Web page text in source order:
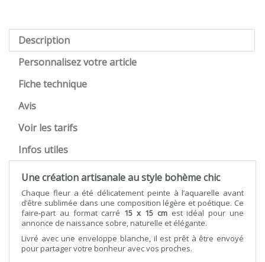
Description
Personnalisez votre article
Fiche technique
Avis
Voir les tarifs
Infos utiles
Une création artisanale au style bohème chic
Chaque fleur a été délicatement peinte à l’aquarelle avant
d’être sublimée dans une composition légère et poétique. Ce
faire-part au format carré 15 x 15 cmest idéal pour une
annonce de naissance sobre, naturelle et élégante.
Livré avec une enveloppe blanche, il est prêt à être envoyé
pour partager votre bonheur avec vos proches.